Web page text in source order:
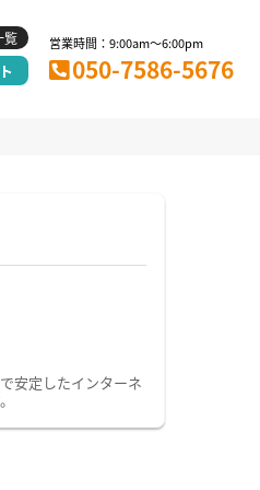
覧 営業時間：9:00am～6:00pm
050-7586-5676
安定したインターネ